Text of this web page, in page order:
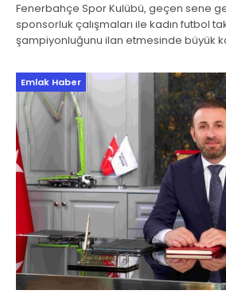
Fenerbahçe Spor Kulübü, geçen sene
sponsorluk çalışmaları ile kadın futbol
şampiyonluğunu ilan etmesinde büyük
bu görevi yerine
Emlak Haber